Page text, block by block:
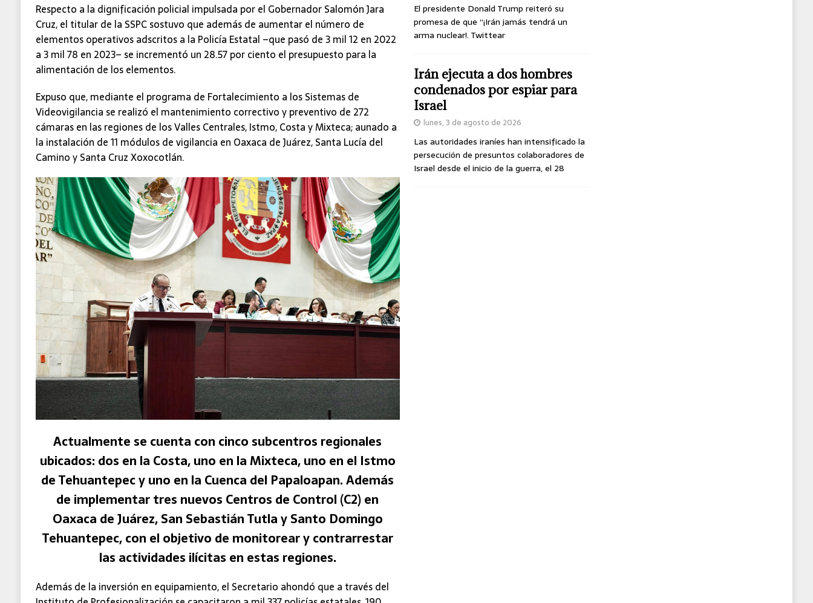
Respecto a la dignificación policial impulsada por el Gobernador Salomón Jara
Cruz, el titular de la SSPC sostuvo que además de aumentar el número de
elementos operativos adscritos a la Policía Estatal –que pasó de 3 mil 12 en 2022
a 3 mil 78 en 2023– se incrementó un 28.57 por ciento el presupuesto para la
alimentación de los elementos.
Expuso que, mediante el programa de Fortalecimiento a los Sistemas de
Videovigilancia se realizó el mantenimiento correctivo y preventivo de 272
cámaras en las regiones de los Valles Centrales, Istmo, Costa y Mixteca; aunado a
la instalación de 11 módulos de vigilancia en Oaxaca de Juárez, Santa Lucía del
Camino y Santa Cruz Xoxocotlán.
Actualmente se cuenta con cinco subcentros regionales
ubicados: dos en la Costa, uno en la Mixteca, uno en el Istmo
de Tehuantepec y uno en la Cuenca del Papaloapan. Además
de implementar tres nuevos Centros de Control (C2) en
Oaxaca de Juárez, San Sebastián Tutla y Santo Domingo
Tehuantepec, con el objetivo de monitorear y contrarrestar
las actividades ilícitas en estas regiones.
Además de la inversión en equipamiento, el Secretario ahondó que a través del
El presidente Donald Trump reiteró su
promesa de que “¡Irán jamás tendrá un
arma nuclear!. Twittear
Irán ejecuta a dos hombres
condenados por espiar para
Israel
lunes, 3 de agosto de 2026
Las autoridades iraníes han intensificado la
persecución de presuntos colaboradores de
Israel desde el inicio de la guerra, el 28